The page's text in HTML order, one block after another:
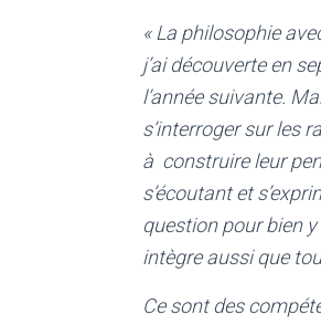
« La philosophie
j’ai découverte en
l’année suivante.
s’interroger sur les
à construire leur
s’écoutant et
question pour bien y
intègre aussi que
Ce sont des